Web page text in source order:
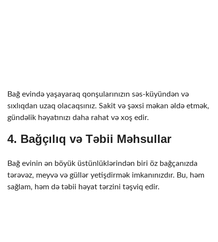
Bağ evində yaşayaraq qonşularınızın səs-küyündən və
sıxlıqdan uzaq olacaqsınız. Sakit və şəxsi məkan əldə etmək,
gündəlik həyatınızı daha rahat və xoş edir.
4. Bağçılıq və Təbii Məhsullar
Bağ evinin ən böyük üstünlüklərindən biri öz bağçanızda
tərəvəz, meyvə və güllər yetişdirmək imkanınızdır. Bu, həm
sağlam, həm də təbii həyat tərzini təşviq edir.